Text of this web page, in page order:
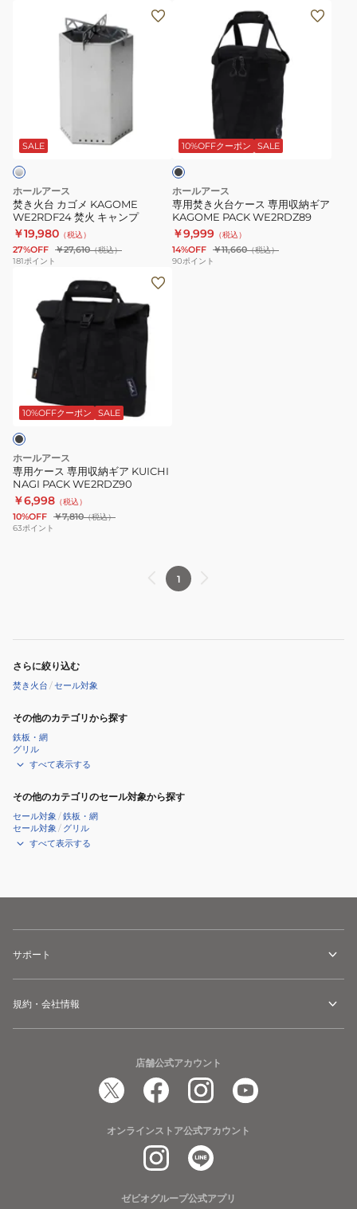
KAGOME
WE2RDF24
焚
火
キ
ャ
ン
SALE
ホールアース
焚き火台 カゴメ KAGOME
WE2RDF24 焚火 キャンプ
￥19,980 （税込）
27%OFF ￥27,610（税込）
181ポイント
ー
ス
専
用
収
納
ギ
10%OFFクーポン SALE
ブ
ラ
ッ
ホールアース
専用焚き火台ケース 専用収納ギア
KAGOME PACK WE2RDZ89
￥9,999 （税込）
14%OFF ￥11,660（税込）
90ポイント
収
納
ギ
ア
KUICHI
NAGI
PACK
10%OFFクーポン SALE
ホールアース
専用ケース 専用収納ギア KUICHI
NAGI PACK WE2RDZ90
￥6,998 （税込）
10%OFF ￥7,810（税込）
63ポイント
1
さらに絞り込む
焚き火台 /セール対象
その他のカテゴリから探す
鉄板・網
グリル
すべて表示する
その他のカテゴリのセール対象から探す
セール対象 /鉄板・網
セール対象 / グリル
すべて表示する
サポート
規約・会社情報
店舗公式アカウント
オンラインストア公式アカウント
ゼビオグループ公式アプリ